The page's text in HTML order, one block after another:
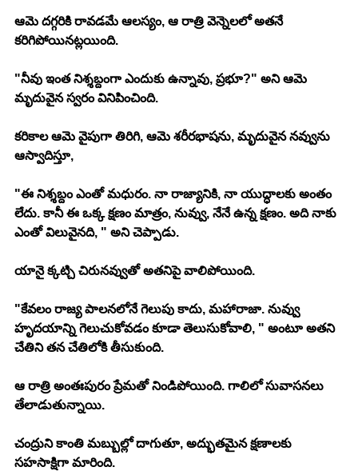
ఆమె దగ్గరికి రావడమే ఆలస్యం, ఆ రాత్రి వెన్నెలలో అతనే
కరిగిపోయినట్లయింది.
"నీవు ఇంత నిశ్శబ్దంగా ఎందుకు ఉన్నావు, ప్రభూ?" అని ఆమె
మృదువైన స్వరం వినిపించింది.
కరికాల ఆమె వైపుగా తిరిగి, ఆమె శరీరభాషను, మృదువైన నవ్వును
ఆస్వాదిస్తూ,
"ఈ నిశ్శబ్దం ఎంతో మధురం. నా రాజ్యానికి, నా యుద్ధాలకు అంతం
లేదు. కానీ ఈ ఒక్క క్షణం మాత్రం, నువ్వు, నేనే ఉన్న క్షణం. అది నాకు
ఎంతో విలువైనది, " అని చెప్పాడు.
యానై క్కట్చి చిరునవ్వుతో అతనిపై వాలిపోయింది.
"కేవలం రాజ్య పాలనలోనే గెలుపు కాదు, మహారాజా. నువ్వు
హృదయాన్ని గెలుచుకోవడం కూడా తెలుసుకోవాలి, " అంటూ అతని
చేతిని తన చేతిలోకి తీసుకుంది.
ఆ రాత్రి అంతఃపురం ప్రేమతో నిండిపోయింది. గాలిలో సువాసనలు
తేలాడుతున్నాయి.
చంద్రుని కాంతి మబ్బుల్లో దాగుతూ, అద్భుతమైన క్షణాలకు
సహసాక్షిగా మారింది.